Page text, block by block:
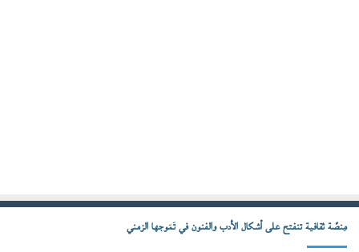
مِنصّة ثقافية تنفتح على أشكال الأدب والفنون في تَمَوجها الزمني